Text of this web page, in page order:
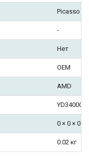
Picasso
-
Нет
OEM
AMD
0 × 0 × 0
0.02 кг